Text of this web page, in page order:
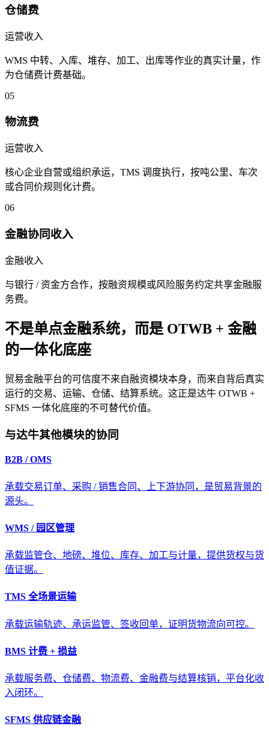
仓储费
运营收入
WMS 中转、入库、堆存、加工、出库等作业的真实计量，作
为仓储费计费基础。
05
物流费
运营收入
核心企业自营或组织承运，TMS 调度执行，按吨公里、车次
或合同价规则化计费。
06
金融协同收入
金融收入
与银行 / 资金方合作，按融资规模或风险服务约定共享金融服
务费。
不是单点金融系统，而是 OTWB + 金融
的一体化底座
贸易金融平台的可信度不来自融资模块本身，而来自背后真实
运行的交易、运输、仓储、结算系统。这正是达牛 OTWB +
SFMS 一体化底座的不可替代价值。
与达牛其他模块的协同
B2B / OMS
承载交易订单、采购 / 销售合同、上下游协同，是贸易背景的
源头。
WMS / 园区管理
承载监管仓、地磅、堆位、库存、加工与计量，提供货权与货
值证据。
TMS 全场景运输
承载运输轨迹、承运监管、签收回单，证明货物流向可控。
BMS 计费 + 损益
承载服务费、仓储费、物流费、金融费与结算核销，平台化收
入闭环。
SFMS 供应链金融